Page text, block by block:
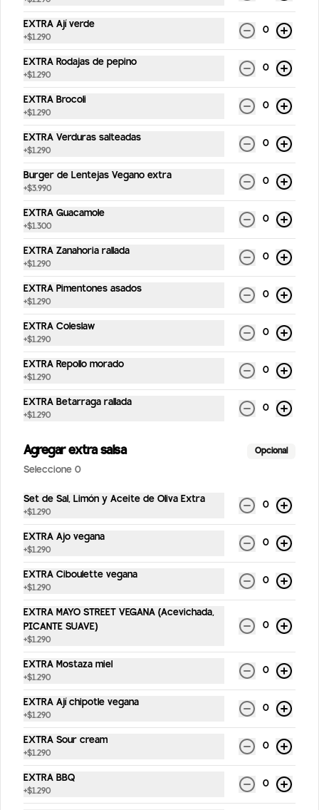
Coca Cola Light 350ml
Coca Cola 350ml
$2.190
Coca Cola 1.5lt
Aguas
EXTRA Ají verde
+$1.290
0
EXTRA Rodajas de pepino
+$1.290
0
EXTRA Brocoli
+$1.290
0
EXTRA Verduras salteadas
+$1.290
0
Burger de Lentejas Vegano extra
+$3.990
0
EXTRA Guacamole
+$1.300
0
EXTRA Zanahoria rallada
+$1.290
0
EXTRA Pimentones asados
+$1.290
0
EXTRA Coleslaw
+$1.290
0
EXTRA Repollo morado
+$1.290
0
EXTRA Betarraga rallada
+$1.290
0
Agregar extra salsa Opcional
Seleccione 0
Set de Sal, Limón y Aceite de Oliva Extra
+$1.290
0
EXTRA Ajo vegana
+$1.290
0
EXTRA Ciboulette vegana
+$1.290
0
EXTRA MAYO STREET VEGANA (Acevichada,
PICANTE SUAVE)
+$1.290
0
EXTRA Mostaza miel
+$1.290
0
EXTRA Ají chipotle vegana
+$1.290
0
EXTRA Sour cream
+$1.290
0
EXTRA BBQ
+$1.290
0